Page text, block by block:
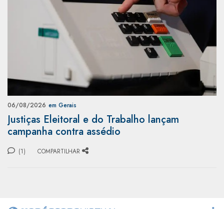
06/08/2026 em Gerais
Justiças Eleitoral e do Trabalho lançam
campanha contra assédio
(1) COMPARTILHAR